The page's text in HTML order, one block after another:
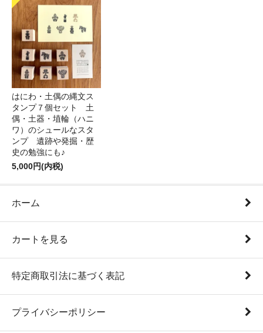
はにわ・土偶の縄文ス
タンプ７個セット 土
偶・土器・埴輪（ハニ
ワ）のシュールなスタ
ンプ 遺跡や発掘・歴
史の勉強にも♪
5,000円(内税)
ホーム
カートを見る
特定商取引法に基づく表記
プライバシーポリシー